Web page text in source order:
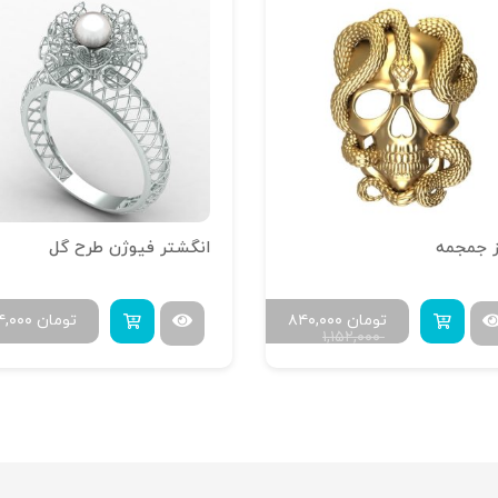
جمجمه
۱,۱۵۲,۰۰۰
۸۴۰,۰۰۰ تومان
انگشتر فیوژن طرح گل
تومان